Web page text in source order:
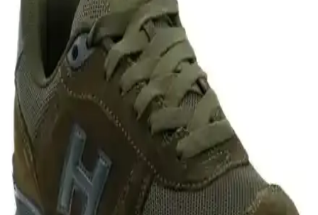
L.A Polo'nun siyah erkek spor ayakkabısı, şıklık ve konforu bir
arada sunar, hafifliği ve dayanıklılığıyla günlük aktivitelerde tercih
edilir.
Puma Smash v2 Buck ve Sportswear Smash 3.0
Erkek Spor Ayakkabıları Karşılaştırması
Puma'nın Smash v2 Buck ve Sportswear Smash 3.0 modellerini
detaylı karşılaştırıyoruz. Tasarım, konfor, malzeme ve kullanıcı
deneyimleriyle ilgili bilgilerle doğru seçimi yapmanıza yardımcı
oluyoruz.
Nike Air Monarch IV Erkek Spor Ayakkabı: Şık ve
Dayanıklı Günlük ve Spor Kullanımı İçin